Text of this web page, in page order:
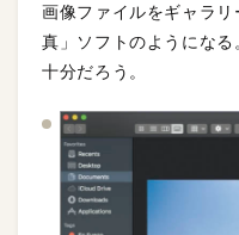
画像ファイルをギャラ
真」ソフトのようにな
十分だろう。